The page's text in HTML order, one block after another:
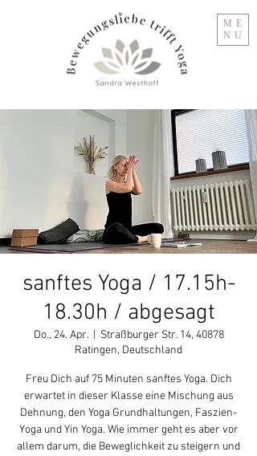
ME
NU
sanftes Yoga / 17.15h-
18.30h / abgesagt
Do., 24. Apr.
  |
Straßburger Str. 14, 40878
Ratingen, Deutschland
Freu Dich auf 75 Minuten sanftes Yoga. Dich
erwartet in dieser Klasse eine Mischung aus
Dehnung, den Yoga Grundhaltungen, Faszien-
Yoga und Yin Yoga. Wie immer geht es aber vor
allem darum, die Beweglichkeit zu steigern und